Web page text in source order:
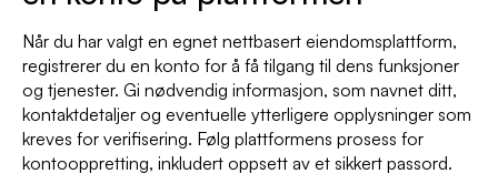
Når du har valgt en egnet nettbasert eiendomsplattform,
registrerer du en konto for å få tilgang til dens funksjoner
og tjenester. Gi nødvendig informasjon, som navnet ditt,
kontaktdetaljer og eventuelle ytterligere opplysninger som
kreves for verifisering. Følg plattformens prosess for
kontooppretting, inkludert oppsett av et sikkert passord.